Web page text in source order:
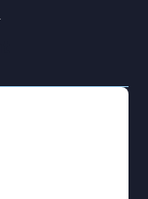
out. Daarom